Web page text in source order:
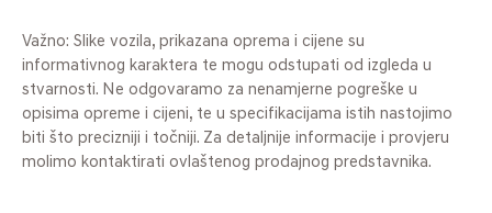
Važno: Slike vozila, prikazana oprema i cijene su
informativnog karaktera te mogu odstupati od izgleda u
stvarnosti. Ne odgovaramo za nenamjerne pogreške u
opisima opreme i cijeni, te u specifikacijama istih nastojimo
biti što precizniji i točniji. Za detaljnije informacije i provjeru
molimo kontaktirati ovlaštenog prodajnog predstavnika.